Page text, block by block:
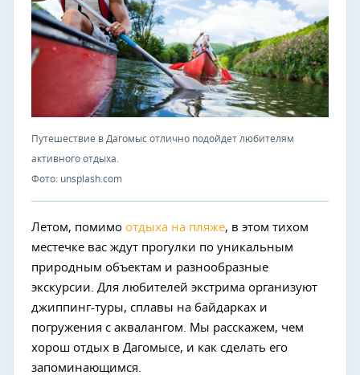
Путешествие в Дагомыс отлично подойдет любителям
активного отдыха.
Фото: unsplash.com
Летом, помимо отдыха на пляже, в этом тихом
местечке вас ждут прогулки по уникальным
природным объектам и разнообразные
экскурсии. Для любителей экстрима организуют
джиппинг-туры, сплавы на байдарках и
погружения с аквалангом. Мы расскажем, чем
хорош отдых в Дагомысе, и как сделать его
запоминающимся.